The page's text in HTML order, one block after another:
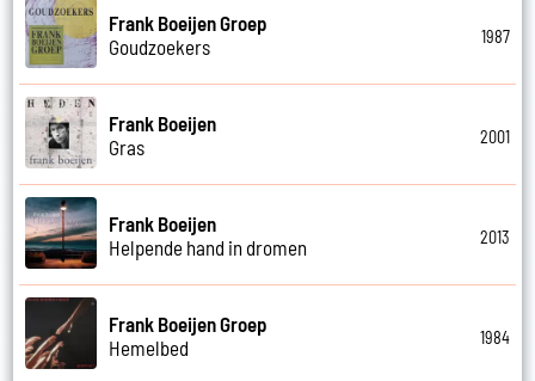
Frank Boeijen Groep
Goudzoekers
1987
Frank Boeijen
Gras
2001
Frank Boeijen
Helpende hand in dromen
2013
Frank Boeijen Groep
Hemelbed
1984